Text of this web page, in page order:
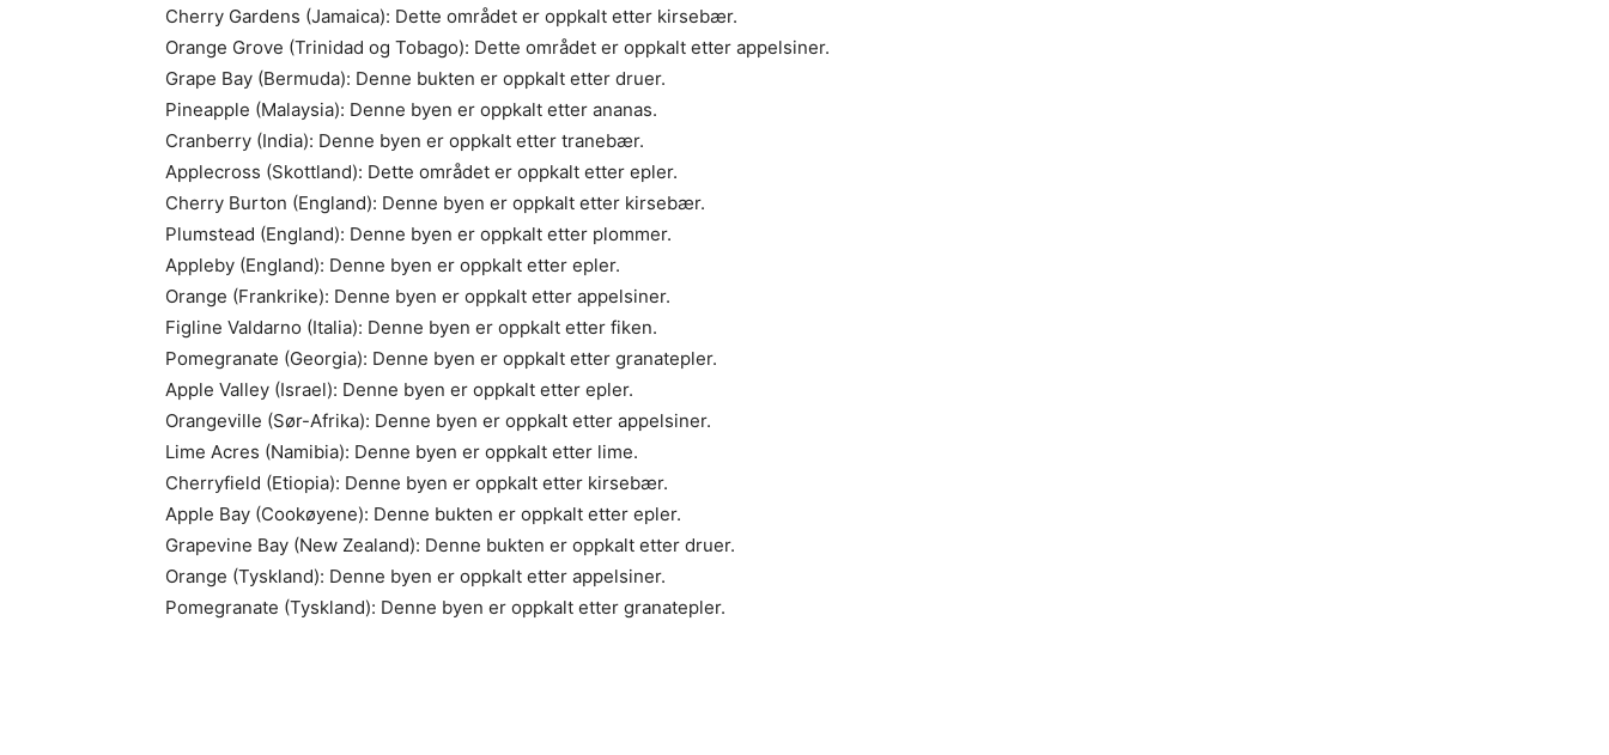
Cherry Gardens (Jamaica): Dette området er oppkalt etter kirsebær.
Orange Grove (Trinidad og Tobago): Dette området er oppkalt etter appelsiner.
Grape Bay (Bermuda): Denne bukten er oppkalt etter druer.
Pineapple (Malaysia): Denne byen er oppkalt etter ananas.
Cranberry (India): Denne byen er oppkalt etter tranebær.
Applecross (Skottland): Dette området er oppkalt etter epler.
Cherry Burton (England): Denne byen er oppkalt etter kirsebær.
Plumstead (England): Denne byen er oppkalt etter plommer.
Appleby (England): Denne byen er oppkalt etter epler.
Orange (Frankrike): Denne byen er oppkalt etter appelsiner.
Figline Valdarno (Italia): Denne byen er oppkalt etter fiken.
Pomegranate (Georgia): Denne byen er oppkalt etter granatepler.
Apple Valley (Israel): Denne byen er oppkalt etter epler.
Orangeville (Sør-Afrika): Denne byen er oppkalt etter appelsiner.
Lime Acres (Namibia): Denne byen er oppkalt etter lime.
Cherryfield (Etiopia): Denne byen er oppkalt etter kirsebær.
Apple Bay (Cookøyene): Denne bukten er oppkalt etter epler.
Grapevine Bay (New Zealand): Denne bukten er oppkalt etter druer.
Orange (Tyskland): Denne byen er oppkalt etter appelsiner.
Pomegranate (Tyskland): Denne byen er oppkalt etter granatepler.